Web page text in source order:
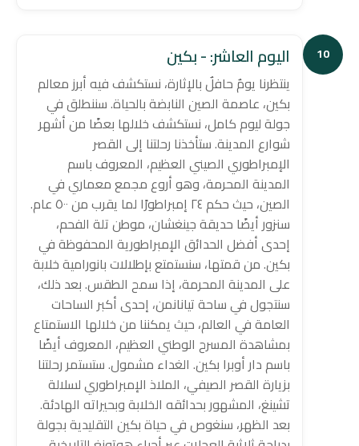
10 اليوم العاشر: - بكين
ينتظرنا يومٌ حافلٌ بالإثارة، نستكشف فيه أبرز معالم
بكين، عاصمة الصين النابضة بالحياة. سننطلق في
جولة ليوم كامل، نستكشف خلالها بعضًا من أشهر
شوارع المدينة. ستأخذنا رحلتنا إلى القصر
الإمبراطوري الصيني العظيم، المعروف باسم
المدينة المحرمة، وهو أروع مجمع معماري في
الصين، حيث حكم ٢٤ إمبراطورًا لما يقرب من ٥٠٠ عام.
سنزور أيضًا حديقة جينغشان، موطن تلة الفحم،
إحدى أفضل الحدائق الإمبراطورية المحفوظة في
بكين. من قمتها، سنستمتع بإطلالات بانورامية خلابة
على المدينة المحرمة، إذا سمح الطقس. بعد ذلك،
سنتجول في ساحة تيانانمن، إحدى أكبر الساحات
العامة في العالم، حيث يمكننا من خلالها الاستمتاع
بمشاهدة المسرح الوطني العظيم، المعروف أيضًا
باسم دار أوبرا بكين. الغداء مشمول. ستستمر رحلتنا
بزيارة القصر الصيفي، الملاذ الإمبراطوري لسلالة
تشينغ، المشهور بحدائقه الخلابة وبحيراته الهادئة.
بعد الظهر، سنغوص في حياة بكين التقليدية بجولة